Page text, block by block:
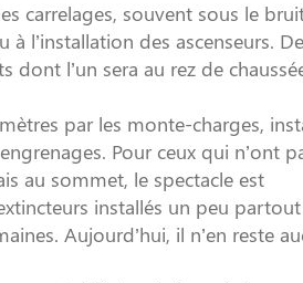
carrelages, souvent sous le
à l’installation des ascenseurs. De
dont l’un sera au rez de
par les monte-charges,
Pour ceux qui n’ont
au sommet, le spectacle est
installés un peu partout
Aujourd’hui, il n’en reste